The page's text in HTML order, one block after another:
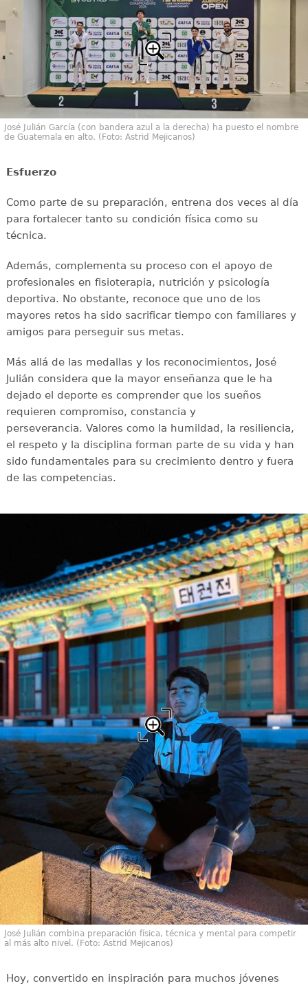
José Julián García (con bandera azul a la derecha) ha puesto el nombre
de Guatemala en alto. (Foto: Astrid Mejicanos)
Esfuerzo
Como parte de su preparación, entrena dos veces al día
para fortalecer tanto su condición física como su
técnica.
Además, complementa su proceso con el apoyo de
profesionales en fisioterapia, nutrición y psicología
deportiva. No obstante, reconoce que uno de los
mayores retos ha sido sacrificar tiempo con familiares y
amigos para perseguir sus metas.
Más allá de las medallas y los reconocimientos, José
Julián considera que la mayor enseñanza que le ha
dejado el deporte es comprender que los sueños
requieren compromiso, constancia y
perseverancia. Valores como la humildad, la resiliencia,
el respeto y la disciplina forman parte de su vida y han
sido fundamentales para su crecimiento dentro y fuera
de las competencias.
José Julián combina preparación física, técnica y mental para competir
al más alto nivel. (Foto: Astrid Mejicanos)
Hoy, convertido en inspiración para muchos jóvenes